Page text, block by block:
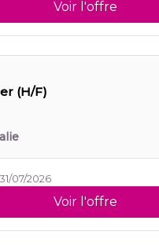
Voir l'offre
(H/F)
07/2026
Voir l'offre